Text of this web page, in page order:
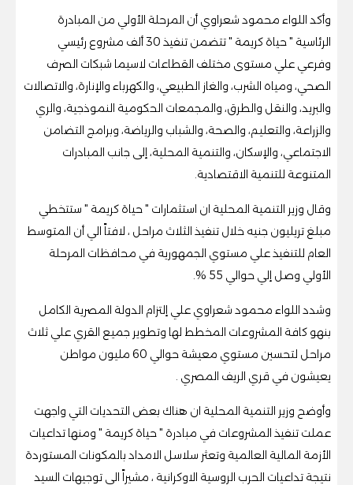
وأكد اللواء محمود شعراوي أن المرحلة الأولي من المبادرة
الرئاسية " حياة كريمة " تتضمن تنفيذ 30 ألف مشروع رئيسي
وفرعي علي مستوى مختلف القطاعات لاسيما شبكات الصرف
الصحي، ومياه الشرب، والغاز الطبيعي، والكهرباء والإنارة، والاتصالات
والبريد، والنقل والطرق، والمجمعات الحكومية النموذجية، والري
والزراعة، والتعليم، والصحة، والشباب والرياضة، وبرامج التضامن
الاجتماعي، والإسكان، والتنمية المحلية، إلى جانب المبادرات
المتنوعة للتنمية الاقتصادية.
وقال وزير التنمية المحلية ان استثمارات " حياة كريمة " ستتخطي
مبلغ تريليون جنيه خلال تنفيذ الثلاث مراحل ، لافتاً الي أن المتوسط
العام للتنفيذ علي مستوي الجمهورية في محافظات المرحلة
الأولي وصل إلي حوالي 55 %.
وشدد اللواء محمود شعراوي علي إلتزام الدولة المصرية الكامل
بنهو كافة المشروعات المخطط لها وتطوير جميع القري علي ثلاث
مراحل لتحسين مستوي معيشة حوالي 60 مليون مواطن
يعيشون في قري الريف المصري .
وأوضح وزير التنمية المحلية ان هناك بعض التحديات التي واجهت
عملت تنفيذ المشروعات في مبادرة " حياة كريمة " ومنها تداعيات
الأزمة المالية العالمية وتعثر سلاسل الامداد بالمكونات المستوردة
نتيجة تداعيات الحرب الروسية الاوكرانية ، مشيراً الي توجيهات السيد